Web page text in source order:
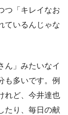
つ「キレイなお
ているんじゃな
ん」みたいなイ
も多いです。例
れど、今井達也
たり、毎日の献